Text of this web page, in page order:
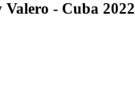
Valero - Cuba 2022